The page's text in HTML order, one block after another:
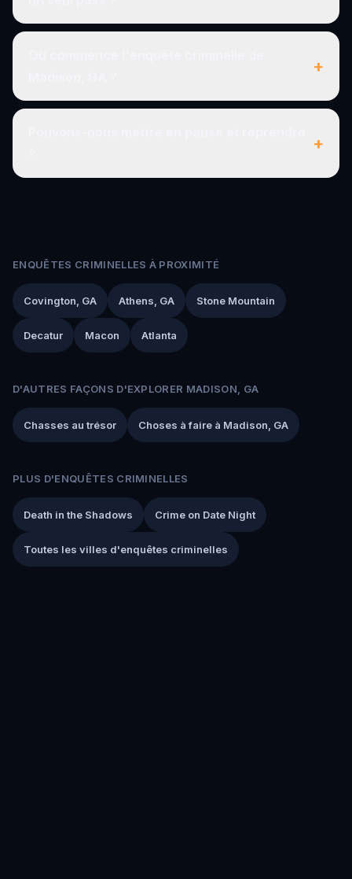
+
+
ENQUÊTES CRIMINELLES À PROXIMITÉ
Covington, GA Athens, GA Stone Mountain
Decatur Macon Atlanta
D'AUTRES FAÇONS D'EXPLORER MADISON, GA
Chasses au trésor Choses à faire à Madison, GA
PLUS D'ENQUÊTES CRIMINELLES
Death in the Shadows Crime on Date Night
Toutes les villes d'enquêtes criminelles